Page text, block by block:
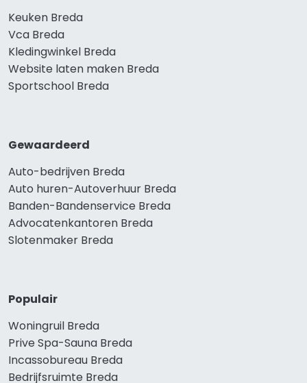
Keuken Breda
Vca Breda
Kledingwinkel Breda
Website laten maken Breda
Sportschool Breda
Gewaardeerd
Auto-bedrijven Breda
Auto huren-Autoverhuur Breda
Banden-Bandenservice Breda
Advocatenkantoren Breda
Slotenmaker Breda
Populair
Woningruil Breda
Prive Spa-Sauna Breda
Incassobureau Breda
Bedrijfsruimte Breda